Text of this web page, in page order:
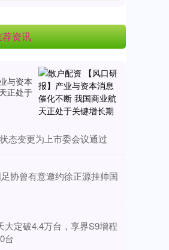
荐资讯
与资本
正处于
态变更为上市委会议通过
协曾有意邀约徐正源挂帅国
大定破4.4万台，享界S9增程
台